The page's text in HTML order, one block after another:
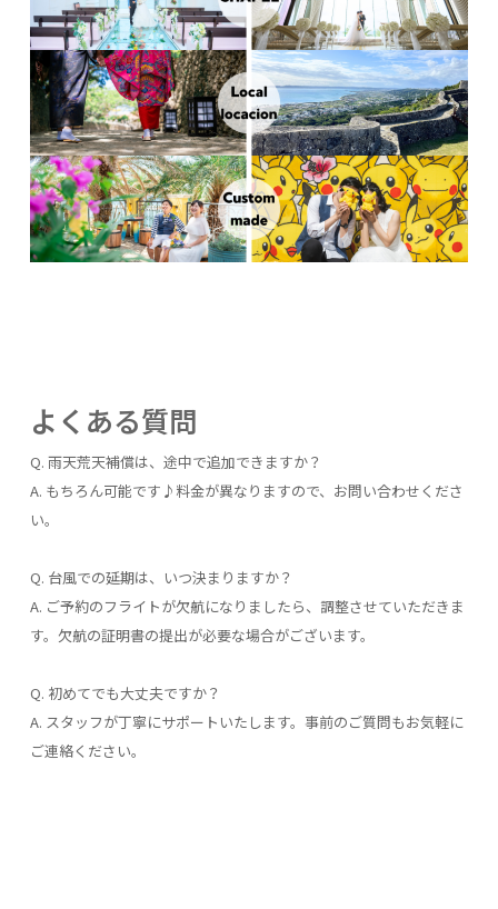
よくある質問
Q. 雨天荒天補償は、途中で追加できますか？
A. もちろん可能です♪料金が異なりますので、お問い合わせくださ
い。
Q. 台風での延期は、いつ決まりますか？
A. ご予約のフライトが欠航になりましたら、調整させていただきま
す。欠航の証明書の提出が必要な場合がございます。
Q. 初めてでも大丈夫ですか？
A. スタッフが丁寧にサポートいたします。事前のご質問もお気軽に
ご連絡ください。